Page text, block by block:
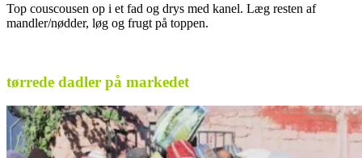
Top couscousen op i et fad og drys med kanel. Læg resten af
mandler/nødder, løg og frugt på toppen.
tørrede dadler på markedet